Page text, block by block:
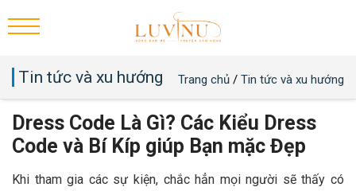
Tin tức và xu hướng Trang chủ / Tin tức và xu hướng
Dress Code Là Gì? Các Kiểu Dress
Code và Bí Kíp giúp Bạn mặc Đẹp
Khi tham gia các sự kiện, chắc hẳn mọi người sẽ thấy có